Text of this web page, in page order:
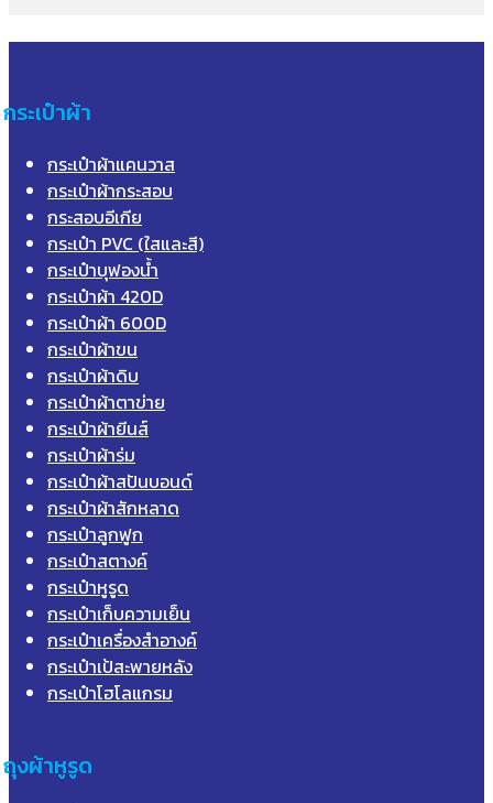
กระเป๋าผ้า
กระเป๋าผ้าแคนวาส
กระเป๋าผ้ากระสอบ
กระสอบอีเกีย
กระเป๋า PVC (ใสและสี)
กระเป๋าบุฟองน้ำ
กระเป๋าผ้า 420D
กระเป๋าผ้า 600D
กระเป๋าผ้าขน
กระเป๋าผ้าดิบ
กระเป๋าผ้าตาข่าย
กระเป๋าผ้ายีนส์
กระเป๋าผ้าร่ม
กระเป๋าผ้าสปันบอนด์
กระเป๋าผ้าสักหลาด
กระเป๋าลูกฟูก
กระเป๋าสตางค์
กระเป๋าหูรูด
กระเป๋าเก็บความเย็น
กระเป๋าเครื่องสำอางค์
กระเป๋าเป้สะพายหลัง
กระเป๋าโฮโลแกรม
ถุงผ้าหูรูด